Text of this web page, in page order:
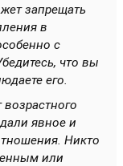
запрещать
в
с
что вы
его.
явное и
Никто
или